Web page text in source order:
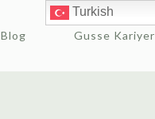
Blog Gusse Kariyer
Turkish